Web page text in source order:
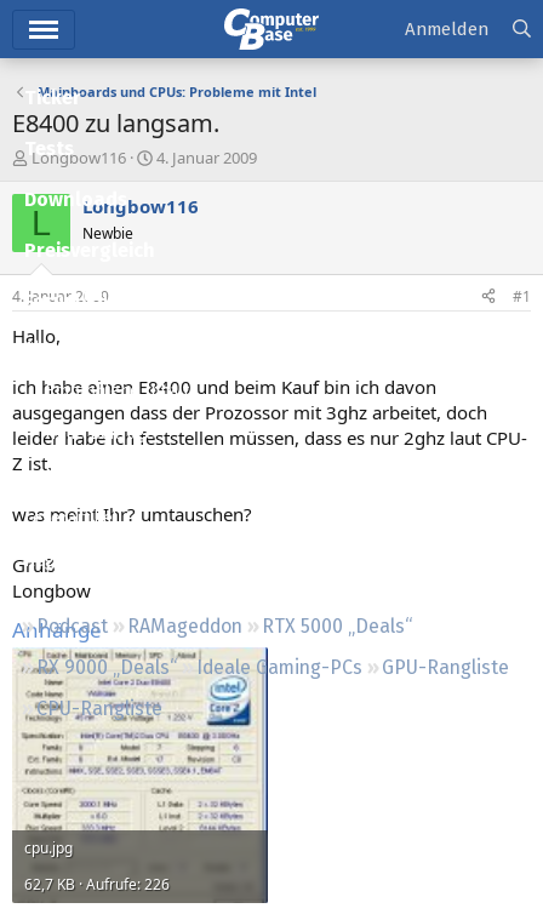
Ticker
Tests
Downloads
Preisvergleich
Forum
Aktuelles
Empfohlene Inhalte
Neue Beiträge
Neueste Aktivitäten
Leserartikel
Regeln
Podcast RAMageddon
RTX 5000 „Deals“
RX 9000 „Deals“
Ideale Gaming-PCs
GPU-Rangliste
CPU-Rangliste
Anmelden
Mainboards und CPUs: Probleme mit Intel
E8400 zu langsam.
E
s
e
e
r
Longbow116
E
s
t
4. Januar 2009
L Longbow116
Newbie
4. Januar 2009 #1
Hallo,
ich habe einen E8400 und beim Kauf bin ich davon
ausgegangen dass der Prozossor mit 3ghz arbeitet, doch
leider habe ich feststellen müssen, dass es nur 2ghz laut CPU-
Z ist.
was meint Ihr? umtauschen?
Gruß
Longbow
Anhänge
cpu.jpg
62,7 KB · Aufrufe: 226